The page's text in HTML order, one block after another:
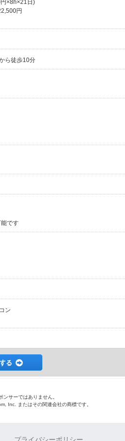
×8h×21日)
円
ら徒歩10分
です
ン
サーではありません。
Inc. またはその関連会社の商標です。